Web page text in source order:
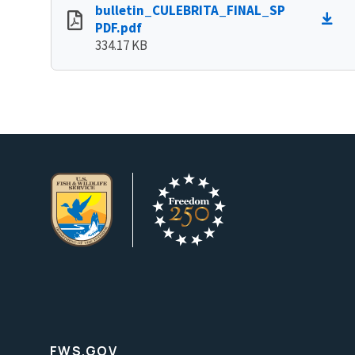
bulletin_CULEBRITA_FINAL_SP
PDF.pdf
334.17 KB
FWS.GOV